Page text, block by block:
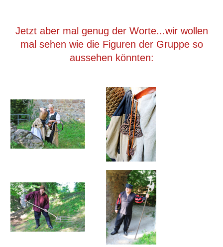
Jetzt aber mal genug der Worte...wir wollen
mal sehen wie die Figuren der Gruppe so
aussehen könnten: